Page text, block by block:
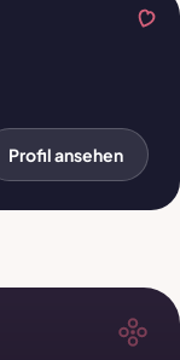
Profil ansehen